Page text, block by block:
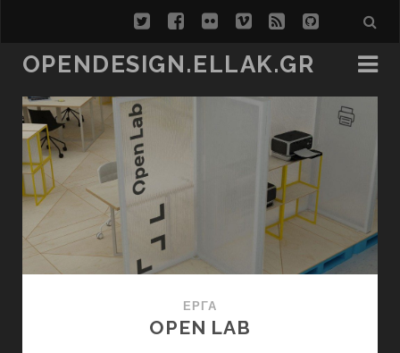
twitterfacebook
flickrvimeo
rss github
OPENDESIGN.ELLAK.GR
opendesign.ellak.gr
Άρθρα
ΈΡΓΑ
OPEN LAB